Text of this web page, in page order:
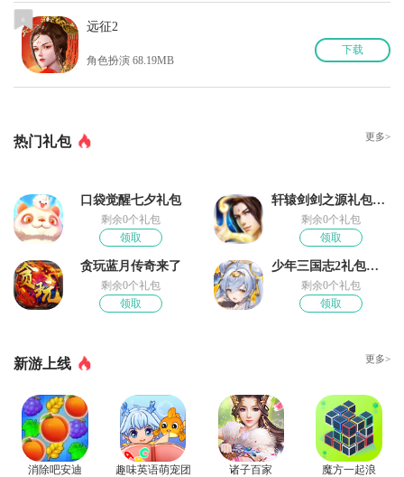
6 远征2
角色扮演 68.19MB
下载
热门礼包 更多>
口袋觉醒七夕礼包
剩余0个礼包
领取
轩辕剑剑之源礼包领取
剩余0个礼包
领取
贪玩蓝月传奇来了
剩余0个礼包
领取
少年三国志2礼包奖励
剩余0个礼包
领取
新游上线 更多>
消除吧安迪 趣味英语萌宠团 诸子百家 魔方一起浪